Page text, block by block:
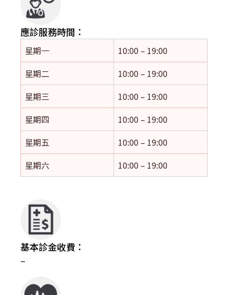
應診服務時間：
星期一
10:00 – 19:00
星期二
10:00 – 19:00
星期三
10:00 – 19:00
星期四
10:00 – 19:00
星期五
10:00 – 19:00
星期六
10:00 – 19:00
基本診金收費：
–